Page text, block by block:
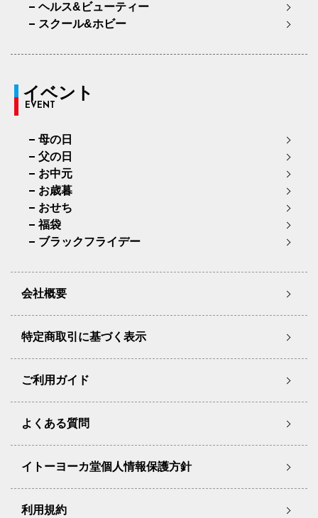
ヘルス&ビューティー
スクール&ホビー
イベント
EVENT
母の日
父の日
お中元
お歳暮
おせち
福袋
ブラックフライデー
会社概要
特定商取引に基づく表示
ご利用ガイド
よくある質問
イトーヨーカ堂個人情報保護方針
利用規約